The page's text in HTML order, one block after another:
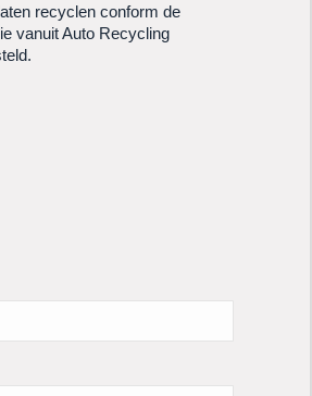
recyclen conform de
vanuit Auto Recycling